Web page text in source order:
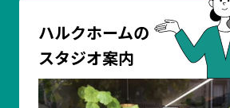
ハルクホームの
スタジオ案内